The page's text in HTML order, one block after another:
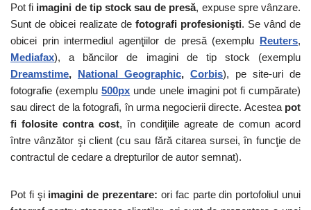
Pot fi imagini de tip stock sau de presă, expuse spre vânzare.
Sunt de obicei realizate de fotografi profesionişti. Se vând de
obicei prin intermediul agenţiilor de presă (exemplu Reuters,
Mediafax), a băncilor de imagini de tip stock (exemplu
Dreamstime, National Geographic, Corbis), pe site-uri de
fotografie (exemplu500px unde unele imagini pot fi cumpărate)
sau direct de la fotografi, în urma negocierii directe. Acestea pot
fi folosite contra cost, în condiţiile agreate de comun acord
între vânzător şi client (cu sau fără citarea sursei, în funcţie de
contractul de cedare a drepturilor de autor semnat).
Pot fi şi imagini de prezentare: ori fac parte din portofoliul unui